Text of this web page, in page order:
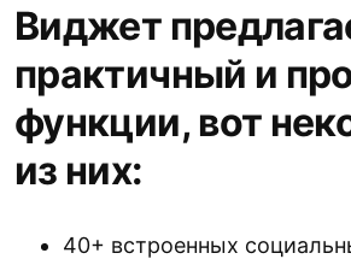
Виджет
практичный и
функции, вот
из них:
40+ встроенных